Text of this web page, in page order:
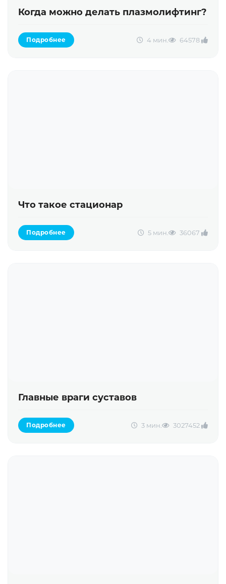
Когда можно делать плазмолифтинг?
Подробнее 4 мин. 64578
Что такое стационар
Подробнее 5 мин. 36067
Главные враги суставов
Подробнее 3 мин. 3027452